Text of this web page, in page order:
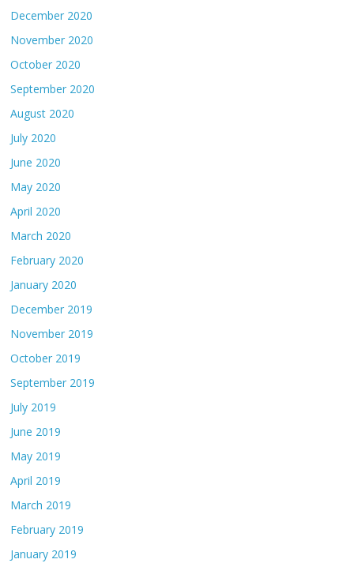
December 2020
November 2020
October 2020
September 2020
August 2020
July 2020
June 2020
May 2020
April 2020
March 2020
February 2020
January 2020
December 2019
November 2019
October 2019
September 2019
July 2019
June 2019
May 2019
April 2019
March 2019
February 2019
January 2019